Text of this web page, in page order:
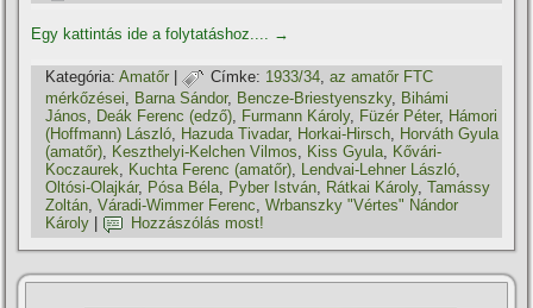
Egy kattintás ide a folytatáshoz.... →
Kategória: Amatőr | Címke: 1933/34,az amatőr FTC
mérkőzései
Barna Sándor, Bencze-Briestyenszky, Bihámi
János
Deák Ferenc (edző) Furmann Károly, Füzér Péter, Hámori
(Hoffmann) László Hazuda Tivadar, Horkai-Hirsch Horváth Gyula
(amatőr) Keszthelyi-Kelchen Vilmos Kiss Gyula Kővári-
Koczaurek
Kuchta Ferenc (amatőr) Lendvai-Lehner László
Oltósi-Olajkár, Pósa Béla Pyber István Rátkai Károly,Tamássy
Zoltán ,Váradi-Wimmer Ferenc ,Wrbanszky "Vértes" Nándor
Károly
Hozzászólás most!